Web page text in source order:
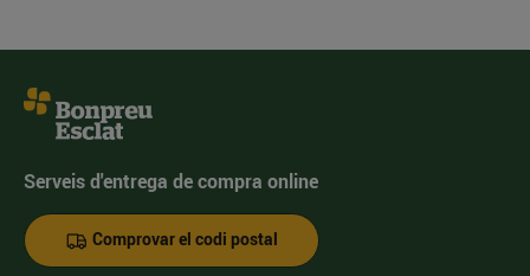
Serveis d'entrega de compra online
Comprovar el codi postal